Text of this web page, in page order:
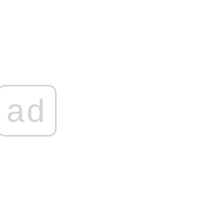
ad